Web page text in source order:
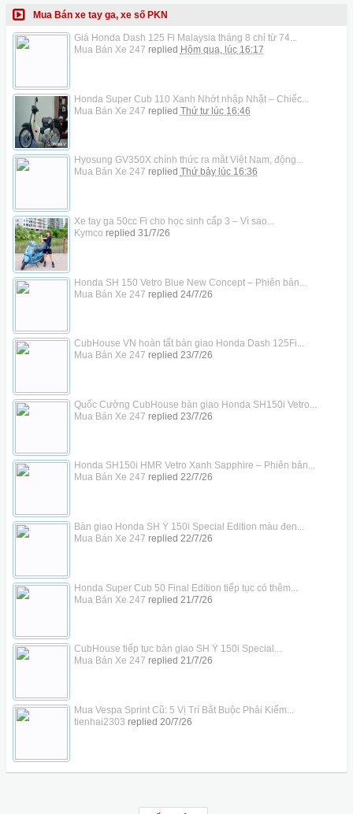
Mua Bán xe tay ga, xe số PKN
Giá Honda Dash 125 Fi Malaysia tháng 8 chỉ từ 74...
Mua Bán Xe 247 replied Hôm qua, lúc 16:17
Honda Super Cub 110 Xanh Nhớt nhập Nhật – Chiếc...
Mua Bán Xe 247 replied Thứ tư lúc 16:46
Hyosung GV350X chính thức ra mắt Việt Nam, động...
Mua Bán Xe 247 replied Thứ bảy lúc 16:36
Xe tay ga 50cc Fi cho học sinh cấp 3 – Vì sao...
Kymco replied 31/7/26
Honda SH 150 Vetro Blue New Concept – Phiên bản...
Mua Bán Xe 247 replied 24/7/26
CubHouse VN hoàn tất bàn giao Honda Dash 125Fi...
Mua Bán Xe 247 replied 23/7/26
Quốc Cường CubHouse bàn giao Honda SH150i Vetro...
Mua Bán Xe 247 replied 23/7/26
Honda SH150i HMR Vetro Xanh Sapphire – Phiên bản...
Mua Bán Xe 247 replied 22/7/26
Bàn giao Honda SH Ý 150i Special Edition màu đen...
Mua Bán Xe 247 replied 22/7/26
Honda Super Cub 50 Final Edition tiếp tục có thêm...
Mua Bán Xe 247 replied 21/7/26
CubHouse tiếp tục bàn giao SH Ý 150i Special...
Mua Bán Xe 247 replied 21/7/26
Mua Vespa Sprint Cũ: 5 Vị Trí Bắt Buộc Phải Kiểm...
tienhai2303 replied 20/7/26